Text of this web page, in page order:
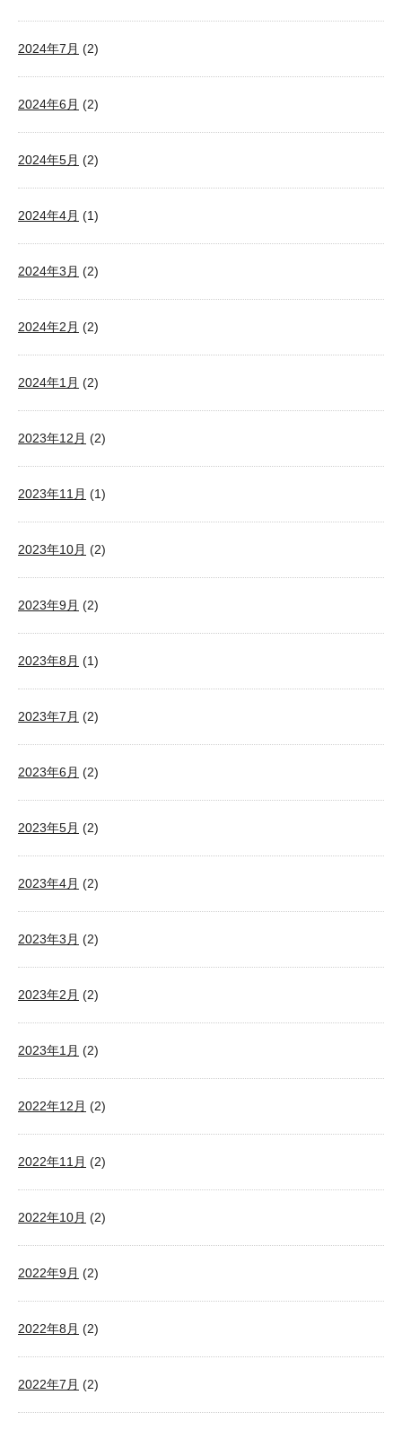
2024年7月 (2)
2024年6月 (2)
2024年5月 (2)
2024年4月 (1)
2024年3月 (2)
2024年2月 (2)
2024年1月 (2)
2023年12月 (2)
2023年11月 (1)
2023年10月 (2)
2023年9月 (2)
2023年8月 (1)
2023年7月 (2)
2023年6月 (2)
2023年5月 (2)
2023年4月 (2)
2023年3月 (2)
2023年2月 (2)
2023年1月 (2)
2022年12月 (2)
2022年11月 (2)
2022年10月 (2)
2022年9月 (2)
2022年8月 (2)
2022年7月 (2)